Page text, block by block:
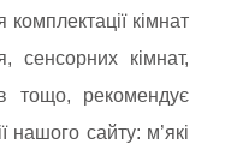
кімнат
сенсорних кімнат,
тощо, рекомендує
нашого сайту: м’які